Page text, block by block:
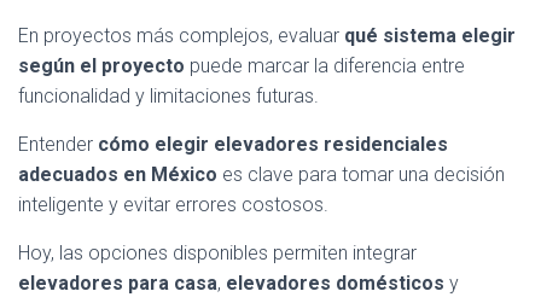
En proyectos más complejos, evaluar qué sistema elegir
según el proyecto puede marcar la diferencia entre
funcionalidad y limitaciones futuras.
Entender cómo elegir elevadores residenciales
adecuados en México es clave para tomar una decisión
inteligente y evitar errores costosos.
Hoy, las opciones disponibles permiten integrar
elevadores para casa, elevadores domésticos y